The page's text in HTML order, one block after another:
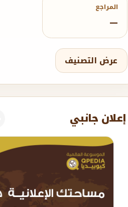
المراجع
—
عرض التصنيف
إعلان جانبي